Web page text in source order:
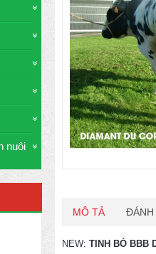
nuôi
MÔ TẢ ĐÁNH
NEW: TINH BÒ BBB